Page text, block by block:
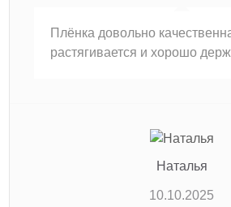
Плёнка довольно
растягивается и хорошо
Наталья
10.10.2025